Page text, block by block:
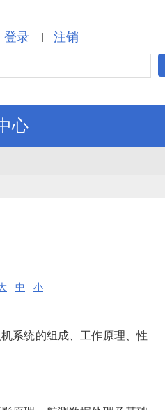
登录 | 注销
心
中 小
系统的组成、工作原理、性